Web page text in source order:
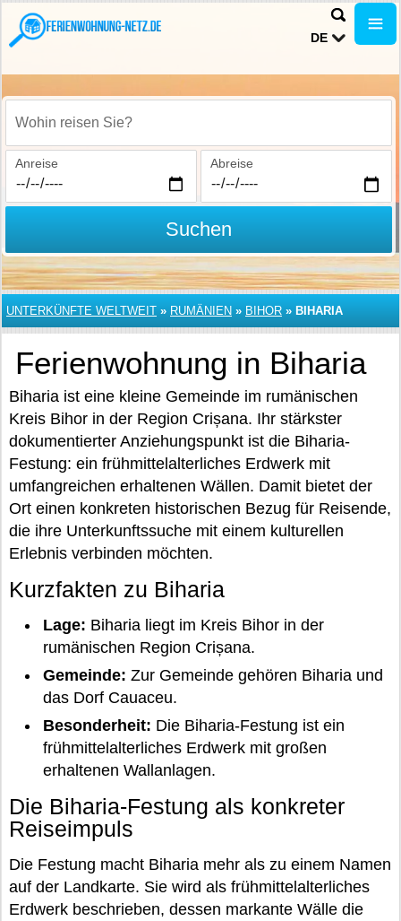
DE
Wohin reisen Sie?
Anreise Abreise
Suchen
UNTERKÜNFTE WELTWEIT » RUMÄNIEN » BIHOR » BIHARIA
Ferienwohnung in Biharia
Biharia ist eine kleine Gemeinde im rumänischen
Kreis Bihor in der Region Crișana. Ihr stärkster
dokumentierter Anziehungspunkt ist die Biharia-
Festung: ein frühmittelalterliches Erdwerk mit
umfangreichen erhaltenen Wällen. Damit bietet der
Ort einen konkreten historischen Bezug für Reisende,
die ihre Unterkunftssuche mit einem kulturellen
Erlebnis verbinden möchten.
Kurzfakten zu Biharia
Lage: Biharia liegt im Kreis Bihor in der
rumänischen Region Crișana.
Gemeinde: Zur Gemeinde gehören Biharia und
das Dorf Cauaceu.
Besonderheit: Die Biharia-Festung ist ein
frühmittelalterliches Erdwerk mit großen
erhaltenen Wallanlagen.
Die Biharia-Festung als konkreter
Reiseimpuls
Die Festung macht Biharia mehr als zu einem Namen
auf der Landkarte. Sie wird als frühmittelalterliches
Erdwerk beschrieben, dessen markante Wälle die